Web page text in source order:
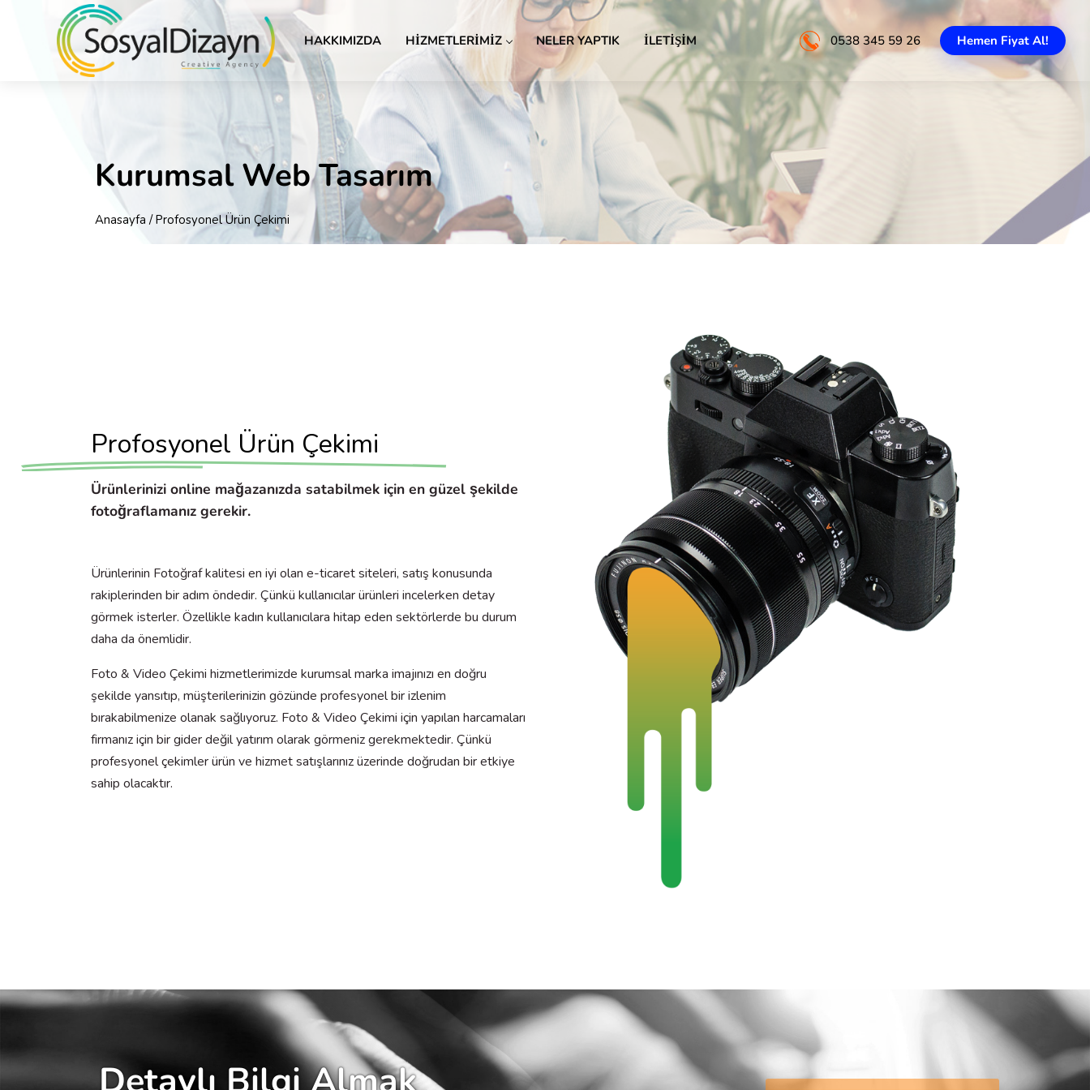
HAKKIMIZDA HİZMETLERİMİZ NELER YAPTIK İLETİŞİM 0538 345 59 26 Hemen Fiyat Al!
Kurumsal Web Tasarım
Anasayfa / Profosyonel Ürün Çekimi
Profosyonel Ürün Çekimi
Ürünlerinizi online mağazanızda satabilmek için en güzel şekilde
fotoğraflamanız gerekir.
Ürünlerinin Fotoğraf kalitesi en iyi olan e-ticaret siteleri, satış konusunda
rakiplerinden bir adım öndedir. Çünkü kullanıcılar ürünleri incelerken detay
görmek isterler. Özellikle kadın kullanıcılara hitap eden sektörlerde bu durum
daha da önemlidir.
Foto & Video Çekimi hizmetlerimizde kurumsal marka imajınızı en doğru
şekilde yansıtıp, müşterilerinizin gözünde profesyonel bir izlenim
bırakabilmenize olanak sağlıyoruz. Foto & Video Çekimi için yapılan harcamaları
firmanız için bir gider değil yatırım olarak görmeniz gerekmektedir. Çünkü
profesyonel çekimler ürün ve hizmet satışlarınız üzerinde doğrudan bir etkiye
sahip olacaktır.